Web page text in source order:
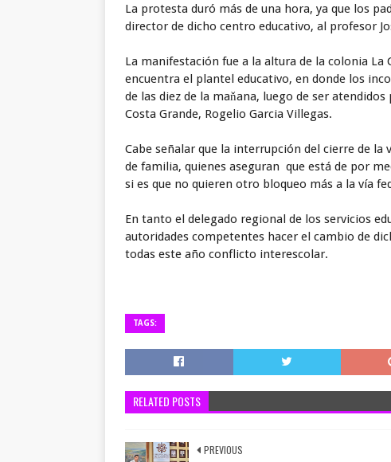
La protesta duró más de una hora, ya que los
director de dicho centro educativo, al profesor
La manifestación fue a la altura de la colonia
encuentra el plantel educativo, en donde los
de las diez de la maňana, luego de ser
Costa Grande, Rogelio Garcia Villegas.
Cabe señalar que la interrupción del cierre de la
de familia, quienes aseguran que está de por
si es que no quieren otro bloqueo más a la vía
En tanto el delegado regional de los servicios
autoridades competentes hacer el cambio de
todas este año conflicto interescolar.
TAGS:
RELATED POSTS
PREVIOUS